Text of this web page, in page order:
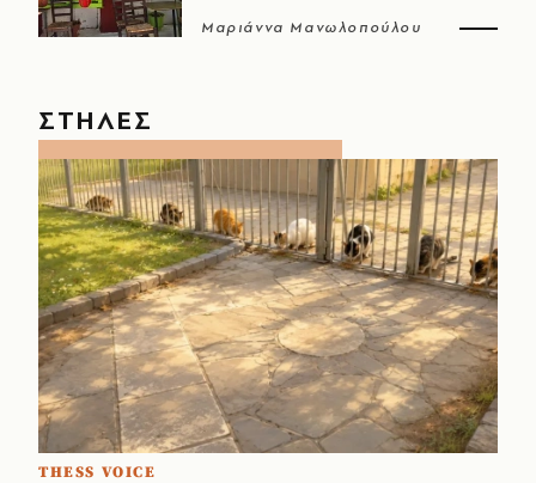
Μαριάννα Μανωλοπούλου
ΣΤΗΛΕΣ
THESS VOICE